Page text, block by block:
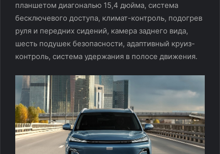
планшетом диагональю 15,4 дюйма, система
бесключевого доступа, климат-контроль, подогрев
руля и передних сидений, камера заднего вида,
шесть подушек безопасности, адаптивный круиз-
контроль, система удержания в полосе движения.